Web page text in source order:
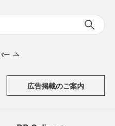
ー
広告掲載のご案内